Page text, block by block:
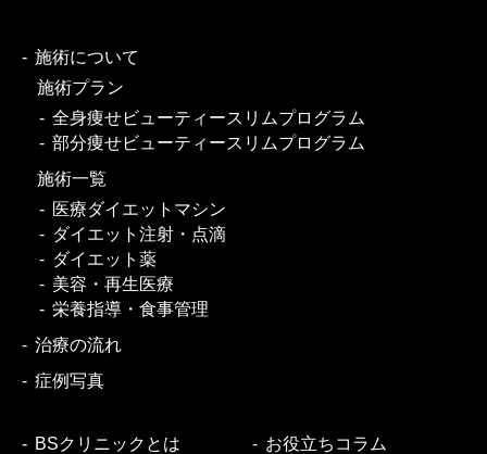
施術について
施術プラン
全身痩せビューティースリムプログラム
部分痩せビューティースリムプログラム
施術一覧
医療ダイエットマシン
ダイエット注射・点滴
ダイエット薬
美容・再生医療
栄養指導・食事管理
治療の流れ
症例写真
BSクリニックとは
お役立ちコラム